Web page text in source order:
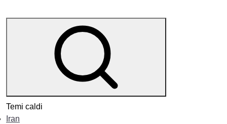
Temi caldi
Iran